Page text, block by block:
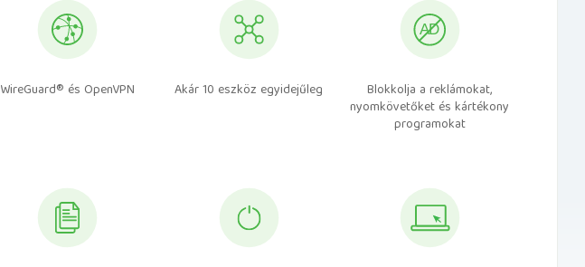
WireGuard® és OpenVPN Akár 10 eszköz egyidejűleg Blokkolja a reklámokat,
nyomkövetőket és kártékony
programokat